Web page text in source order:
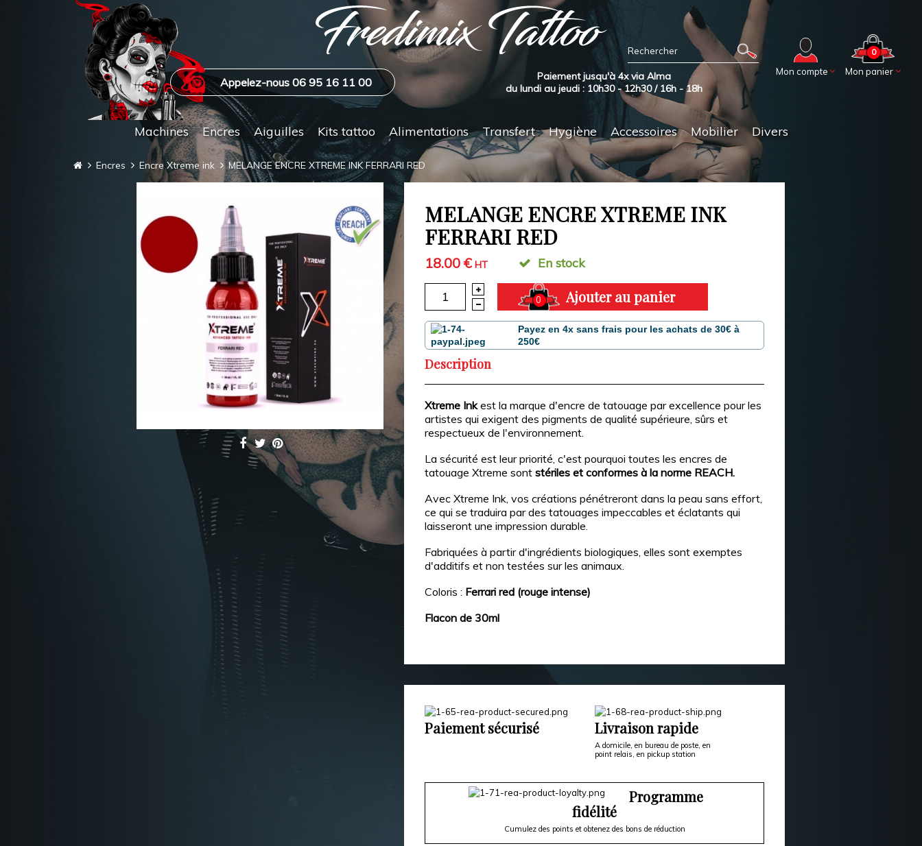
Mon panier
0
Mon compte
Appelez-nous 06 95 16 11 00
Paiement jusqu'à 4x via Alma
du lundi au jeudi : 10h30 - 12h30 / 16h - 18h
Machines Encres Aiguilles Kits tattoo Alimentations Transfert Hygiène Accessoires Mobilier Divers
Encres Encre Xtreme ink MELANGE ENCRE XTREME INK FERRARI RED
MELANGE ENCRE XTREME INK
FERRARI RED
18.00 €HT En stock
0 Ajouter au panier
Payez en 4x sans frais pour les achats de 30€ à
250€
Description
Xtreme Inkest la marque d'encre de tatouage par excellence pour les
artistes qui exigent des pigments de qualité supérieure, sûrs et
respectueux de l'environnement.
La sécurité est leur priorité, c'est pourquoi toutes les encres de
tatouage Xtreme sontstériles et conformes à la norme REACH.
Avec Xtreme Ink, vos créations pénétreront dans la peau sans effort,
ce qui se traduira par des tatouages impeccables et éclatants qui
laisseront une impression durable.
Fabriquées à partir d'ingrédients biologiques, elles sont exemptes
d'additifs et non testées sur les animaux.
Coloris : Ferrari red (rouge intense)
Flacon de 30ml
Paiement sécurisé Livraison rapide
A domicile, en bureau de poste, en
point relais, en pickup station
Programme
fidélité
Cumulez des points et obtenez des bons de réduction